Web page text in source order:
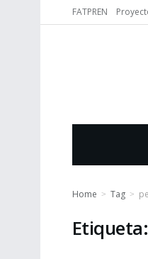
FATPREN
Home Tag
Etiqueta: